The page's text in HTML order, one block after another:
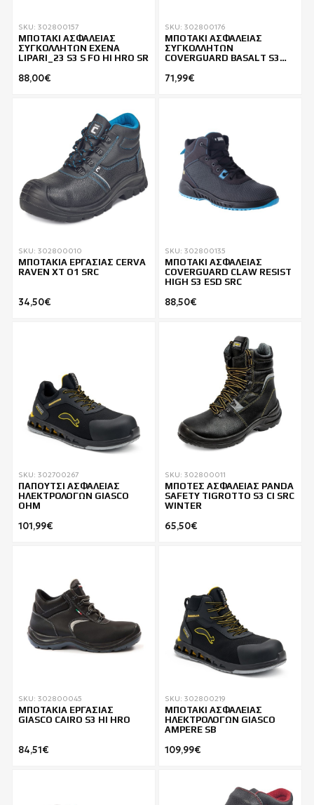
SKU: 302800157
ΜΠΟΤΑΚΙ ΑΣΦΑΛΕΙΑΣ
ΣΥΓΚΟΛΛΗΤΩΝ EXENA
LIPARI_23 S3 S FO HI HRO SR
88,00€
SKU: 302800176
ΜΠΟΤΑΚΙ ΑΣΦΑΛΕΙΑΣ
ΣΥΓΚΟΛΛΗΤΩΝ
COVERGUARD BASALT S3
71,99€
SKU: 302800010
ΜΠΟΤΑΚΙΑ ΕΡΓΑΣΙΑΣ CERVA
RAVEN XT O1 SRC
34,50€
SKU: 302800135
ΜΠΟΤΑΚΙ ΑΣΦΑΛΕΙΑΣ
COVERGUARD CLAW RESIST
HIGH S3 ESD SRC
88,50€
SKU: 302700267
ΠΑΠΟΥΤΣΙ ΑΣΦΑΛΕΙΑΣ
ΗΛΕΚΤΡΟΛΟΓΩΝ GIASCO
OHM
101,99€
SKU: 302800011
ΜΠΟΤΕΣ ΑΣΦΑΛΕΙΑΣ PANDA
SAFETY TIGROTTO S3 CI SRC
WINTER
65,50€
SKU: 302800045
ΜΠΟΤΑΚΙΑ ΕΡΓΑΣΙΑΣ
GIASCO CAIRO S3 HI HRO
84,51€
SKU: 302800219
ΜΠΟΤΑΚΙ ΑΣΦΑΛΕΙΑΣ
ΗΛΕΚΤΡΟΛΟΓΩΝ GIASCO
AMPERE SB
109,99€